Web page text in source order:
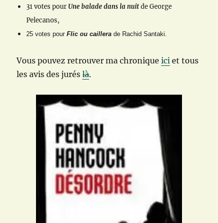
31 votes pourUne balade dans la nuitde George
Pelecanos,
25 votes pourFlic ou caillera de Rachid Santaki.
Vous pouvez retrouver ma chroniqueici et tous
les avis des juréslà.